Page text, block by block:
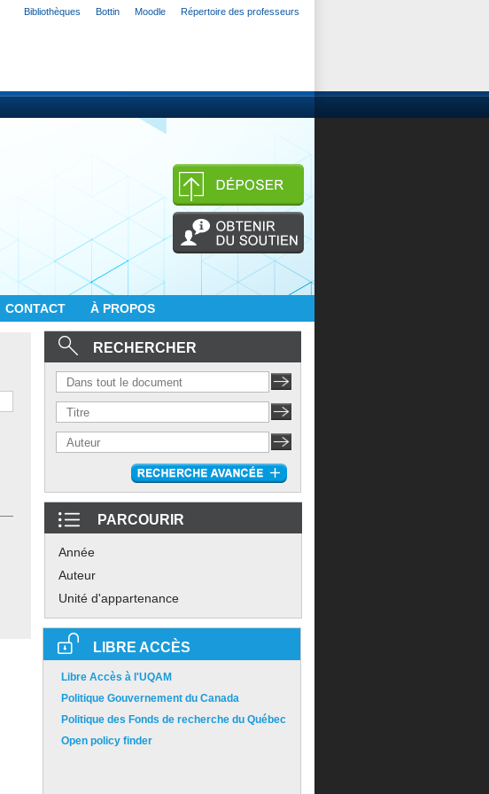
Bibliothèques Bottin Moodle Répertoire des professeurs
CONTACT À PROPOS
RECHERCHER
PARCOURIR
Année
Auteur
Unité d'appartenance
LIBRE ACCÈS
Libre Accès à l'UQAM
Politique Gouvernement du Canada
Politique des Fonds de recherche du Québec
Open policy finder